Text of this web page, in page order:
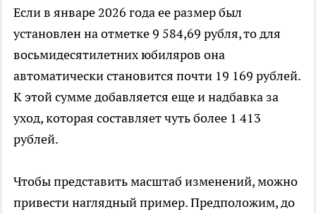
Если в январе 2026 года ее размер был
установлен на отметке 9 584,69 рубля, то для
восьмидесятилетних юбиляров она
автоматически становится почти 19 169 рублей.
К этой сумме добавляется еще и надбавка за
уход, которая составляет чуть более 1 413
рублей.
Чтобы представить масштаб изменений, можно
привести наглядный пример. Предположим, до